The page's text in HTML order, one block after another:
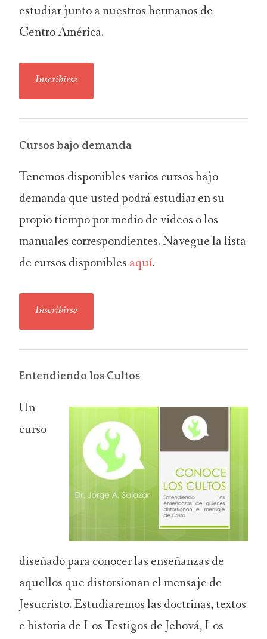
estudiar junto a nuestros hermanos de
Centro América.
Inscribirse
Cursos bajo demanda
Tenemos disponibles varios cursos bajo
demanda que usted podrá estudiar en su
propio tiempo por medio de videos o los
manuales correspondientes. Navegue la lista
de cursos disponibles aquí.
Inscribirse
Entendiendo los Cultos
Un
curso
diseñado para conocer las enseñanzas de
aquellos que distorsionan el mensaje de
Jesucristo. Estudiaremos las doctrinas, textos
e historia de Los Testigos de Jehová, Los